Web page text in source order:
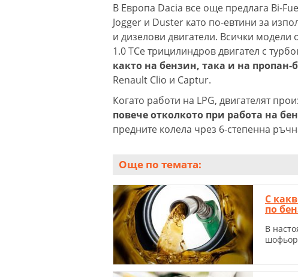
В Европа Dacia все още предлага Bi-
Jogger и Duster като по-евтини за
и дизелови двигатели. Всички модели
1.0 TCe трицилиндров двигател с
както на бензин, така и на пропан-
Renault Clio и Captur.
Когато работи на LPG, двигателят
повече отколкото при работа на
предните колела чрез 6-степенна
Още по темата:
С
по
В